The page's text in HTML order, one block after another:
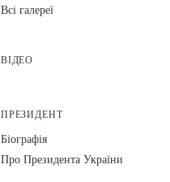
Всі галереї
ВІДЕО
ПРЕЗИДЕНТ
Біографія
Про Президента України